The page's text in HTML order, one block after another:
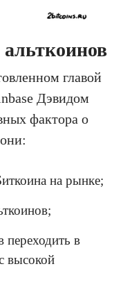
альткоинов
главой
Дэвидом
фактора о
на рынке;
переходить в
высокой